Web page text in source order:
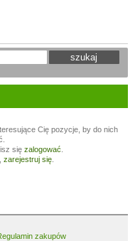
Cię pozycje, by do nich
się zalogować
zarejestruj się.
zakupów